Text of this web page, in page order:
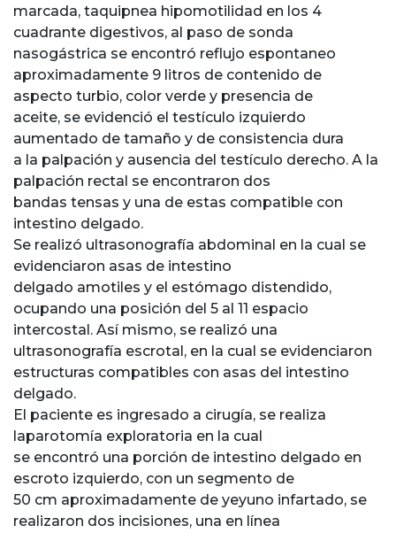
marcada, taquipnea hipomotilidad en los 4
cuadrante digestivos, al paso de sonda
nasogástrica se encontró reflujo espontaneo
aproximadamente 9 litros de contenido de
aspecto turbio, color verde y presencia de
aceite, se evidenció el testículo izquierdo
aumentado de tamaño y de consistencia dura
a la palpación y ausencia del testículo derecho. A la
palpación rectal se encontraron dos
bandas tensas y una de estas compatible con
intestino delgado.
Se realizó ultrasonografía abdominal en la cual se
evidenciaron asas de intestino
delgado amotiles y el estómago distendido,
ocupando una posición del 5 al 11 espacio
intercostal. Así mismo, se realizó una
ultrasonografía escrotal, en la cual se evidenciaron
estructuras compatibles con asas del intestino
delgado.
El paciente es ingresado a cirugía, se realiza
laparotomía exploratoria en la cual
se encontró una porción de intestino delgado en
escroto izquierdo, con un segmento de
50 cm aproximadamente de yeyuno infartado, se
realizaron dos incisiones, una en línea